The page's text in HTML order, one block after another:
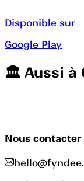
Disponible sur
Google Play
🏛️️ Aussi à
Nous contacter